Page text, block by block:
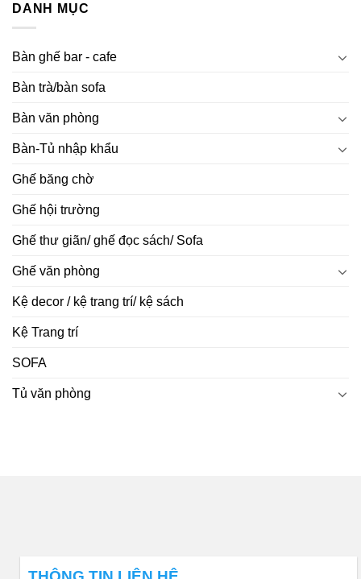
DANH MỤC
Bàn ghế bar - cafe
Bàn trà/bàn sofa
Bàn văn phòng
Bàn-Tủ nhập khẩu
Ghế băng chờ
Ghế hội trường
Ghế thư giãn/ ghế đọc sách/ Sofa
Ghế văn phòng
Kệ decor / kệ trang trí/ kệ sách
Kệ Trang trí
SOFA
Tủ văn phòng